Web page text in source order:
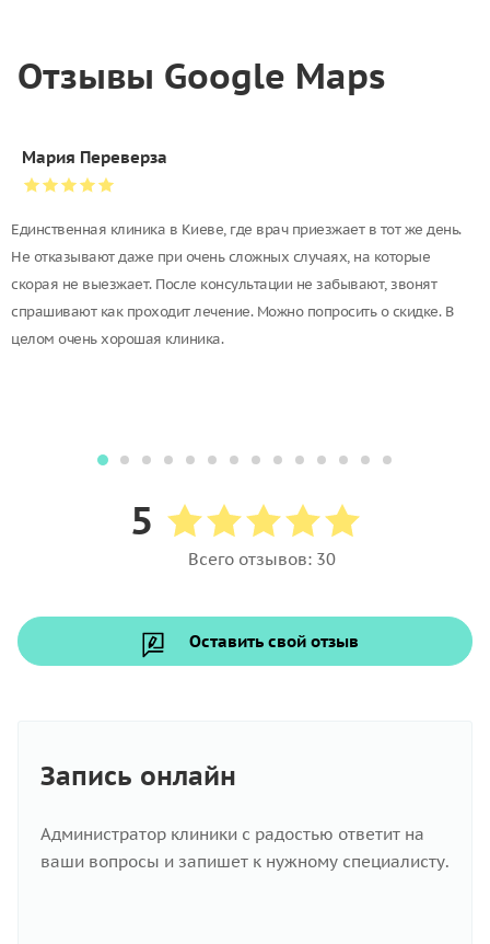
Отзывы Google Maps
Мария Переверза
Единственная клиника в Киеве, где врач приезжает в тот же день.
Не отказывают даже при очень сложных случаях, на которые
скорая не выезжает. После консультации не забывают, звонят
спрашивают как проходит лечение. Можно попросить о скидке. В
целом очень хорошая клиника.
5
Всего отзывов: 30
Оставить свой отзыв
Запись онлайн
Администратор клиники с радостью ответит на
ваши вопросы и запишет к нужному специалисту.